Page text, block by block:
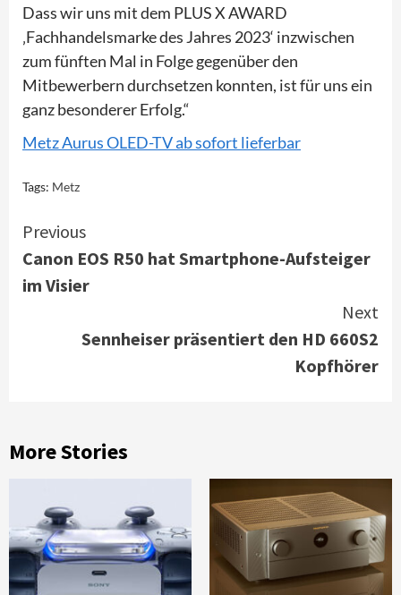
Dass wir uns mit dem PLUS X AWARD
‚Fachhandelsmarke des Jahres 2023‘ inzwischen
zum fünften Mal in Folge gegenüber den
Mitbewerbern durchsetzen konnten, ist für uns ein
ganz besonderer Erfolg.“
Metz Aurus OLED-TV ab sofort lieferbar
Tags: Metz
Continue
Reading
Previous
Canon EOS R50 hat Smartphone-Aufsteiger
im Visier
Next
Sennheiser präsentiert den HD 660S2
Kopfhörer
More Stories